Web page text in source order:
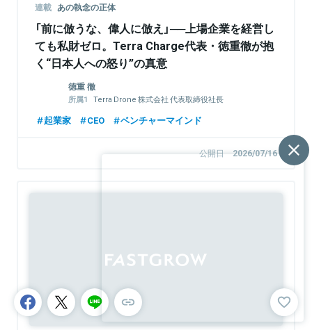
連載 あの執念の正体
「前に倣うな、偉人に倣え」──上場企業を経営し
ても私財ゼロ。Terra Charge代表・徳重徹が抱
く“日本人への怒り”の真意
徳重 徹
Terra Drone 株式会社 代表取締役社長
起業家 CEO ベンチャーマインド
公開日 2026/07/16